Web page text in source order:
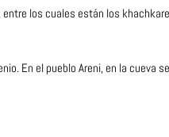
los cuales están los
En el pueblo Areni, en la cueva